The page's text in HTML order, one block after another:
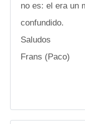
no es: el era un
confundido.
Saludos
Frans (Paco)